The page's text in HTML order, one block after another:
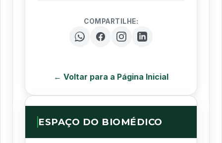
COMPARTILHE:
← Voltar para a Página Inicial
ESPAÇO DO BIOMÉDICO